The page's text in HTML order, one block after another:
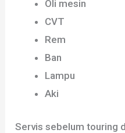
Oli mesin
CVT
Rem
Ban
Lampu
Aki
Servis sebelum touring